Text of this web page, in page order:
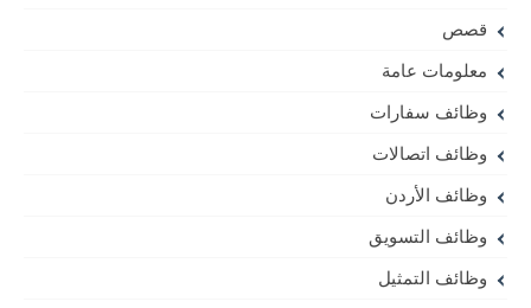
قصص
معلومات عامة
وظائف سفارات
وظائف اتصالات
وظائف الأردن
وظائف التسويق
وظائف التمثيل